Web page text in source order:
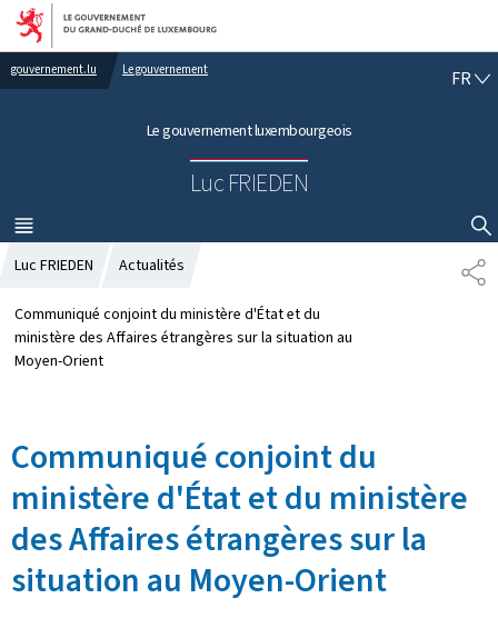
Aller au menu principal
Aller au contenu
gouvernement.lu Le gouvernement
Le gouvernement luxembourgeois
Luc FRIEDEN
FRF
I
S
MENU
PRINCIPAL
AFFICHER / MASQUER LA RECHERCHE
P
A
Luc FRIEDEN Actualités
Communiqué conjoint du ministère d'État et du
ministère des Affaires étrangères sur la situation au
Moyen-Orient
Communiqué conjoint du
ministère d'État et du ministère
des Affaires étrangères sur la
situation au Moyen-Orient